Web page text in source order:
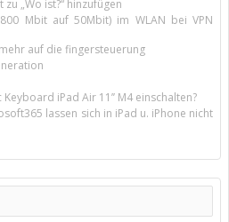
„Wo ist?“ hinzufügen
Mbit auf 50Mbit) im WLAN bei VPN
auf die fingersteuerung
iPad Air 11’’ M4 einschalten?
lassen sich in iPad u. iPhone nicht